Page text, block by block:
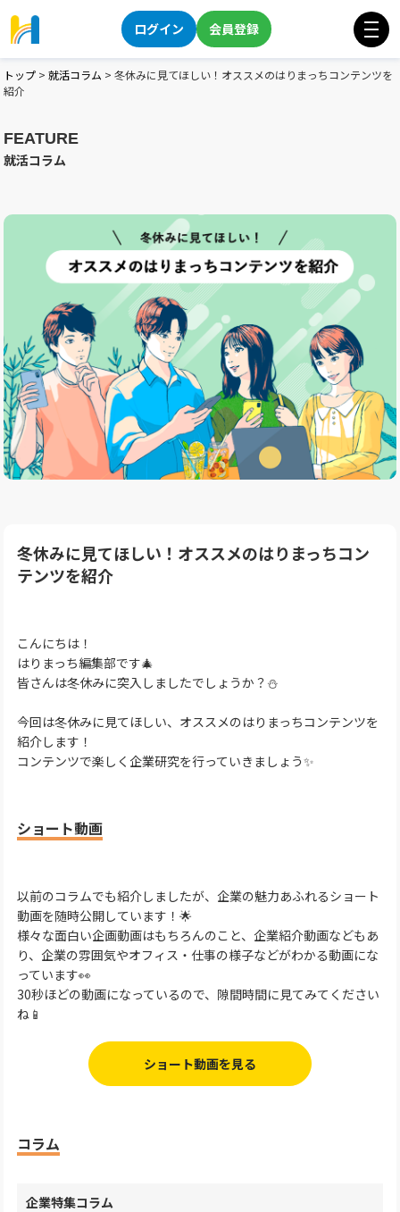
ログイン 会員登録
トップ > 就活コラム > 冬休みに見てほしい！オススメのはりまっちコンテンツを
紹介
FEATURE
就活コラム
冬休みに見てほしい！オススメのはりまっちコン
テンツを紹介
こんにちは！
はりまっち編集部です🎄
皆さんは冬休みに突入しましたでしょうか？⛄
今回は冬休みに見てほしい、オススメのはりまっちコンテンツを
紹介します！
コンテンツで楽しく企業研究を行っていきましょう✨
ショート動画
以前のコラムでも紹介しましたが、企業の魅力あふれるショート
動画を随時公開しています！🌟
様々な面白い企画動画はもちろんのこと、企業紹介動画などもあ
り、企業の雰囲気やオフィス・仕事の様子などがわかる動画にな
っています👀
30秒ほどの動画になっているので、隙間時間に見てみてください
ね📱
ショート動画を見る
コラム
企業特集コラム